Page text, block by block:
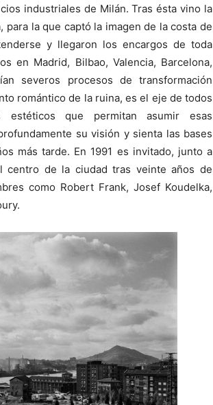
industriales de Milán. Tras ésta vino la
para la que captó la imagen de la costa de
y llegaron los encargos de toda
en Madrid, Bilbao, Valencia, Barcelona,
severos procesos de transformación
romántico de la ruina, es el eje de todos
que permitan asumir esas
su visión y sienta las bases
más tarde. En 1991 es invitado, junto a
centro de la ciudad tras veinte años de
como Robert Frank, Josef Koudelka,